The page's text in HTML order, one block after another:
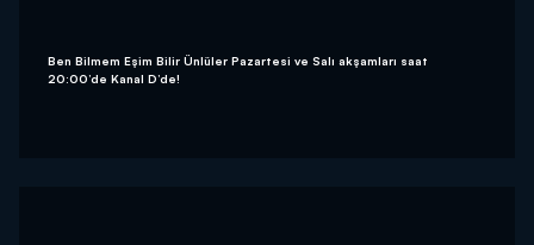
Ben Bilmem Eşim Bilir Ünlüler Pazartesi ve Salı akşamları saat
20:00’de Kanal D’de!